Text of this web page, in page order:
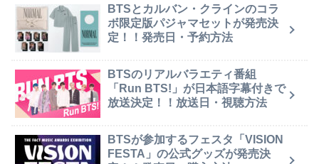
BTSとカルバン・クラインのコラ
ボ限定版パジャマセットが発売決
定！！発売日・予約方法
BTSのリアルバラエティ番組
「Run BTS!」が日本語字幕付きで
放送決定！！放送日・視聴方法
BTSが参加するフェスタ「VISION
FESTA」の公式グッズが発売決